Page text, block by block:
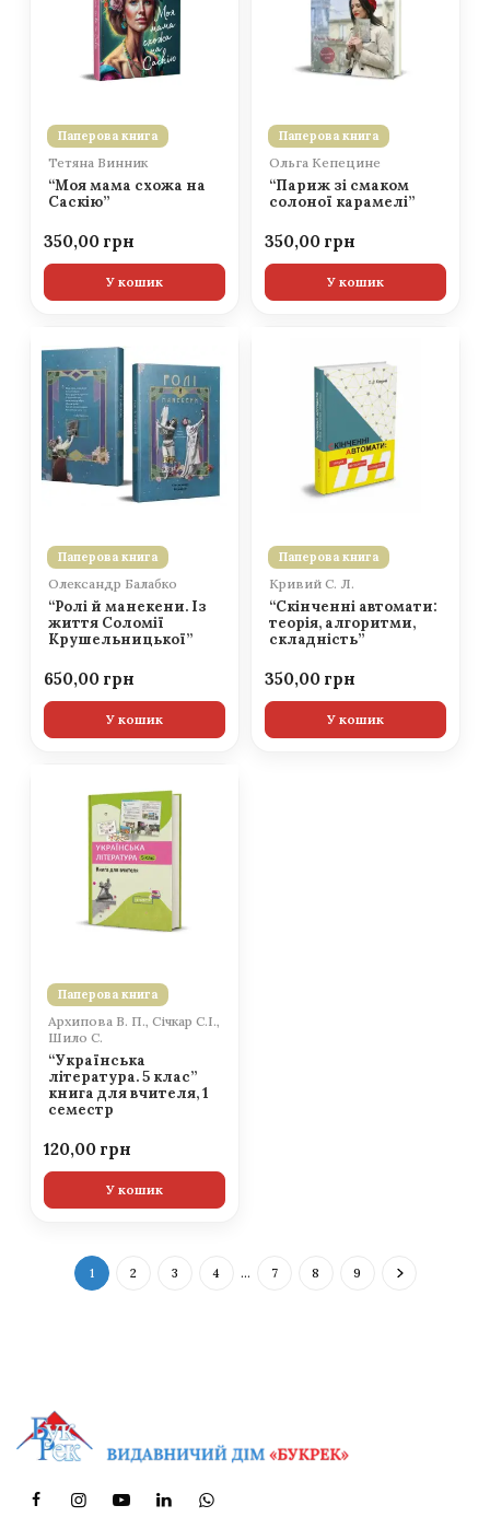
Паперова книга
Тетяна Винник
“Моя мама схожа на
Саскію”
350,00
У кошик
Паперова книга
Ольга Кепецине
“Париж зі смаком
солоної карамелі”
350,00
У кошик
Паперова книга
Олександр Балабко
“Ролі й манекени. Із
життя Соломії
Крушельницької”
650,00
У кошик
Паперова книга
Кривий С. Л.
“Скінченні автомати:
теорія, алгоритми,
складність”
350,00
У кошик
Паперова книга
Архипова В. П., Січкар С.І.,
Шило С.
“Українська
література. 5 клас”
книга для вчителя, 1
семестр
120,00
У кошик
1 2 3 4 … 7 8 9